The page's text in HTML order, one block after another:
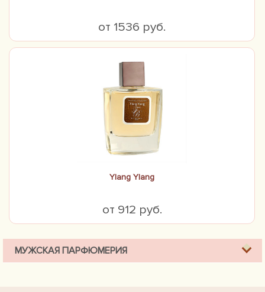
от 1536 руб.
Ylang Ylang
от 912 руб.
МУЖСКАЯ ПАРФЮМЕРИЯ